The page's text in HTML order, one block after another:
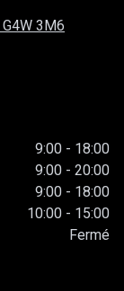
G4W 3M6
9:00 - 18:00
9:00 - 20:00
9:00 - 18:00
10:00 - 15:00
Fermé